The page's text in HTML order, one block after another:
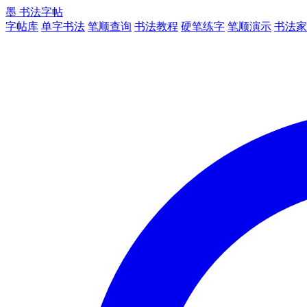
墨 书法字帖
字帖库 单字书法 笔顺查询 书法教程 硬笔练字 笔顺演示 书法家